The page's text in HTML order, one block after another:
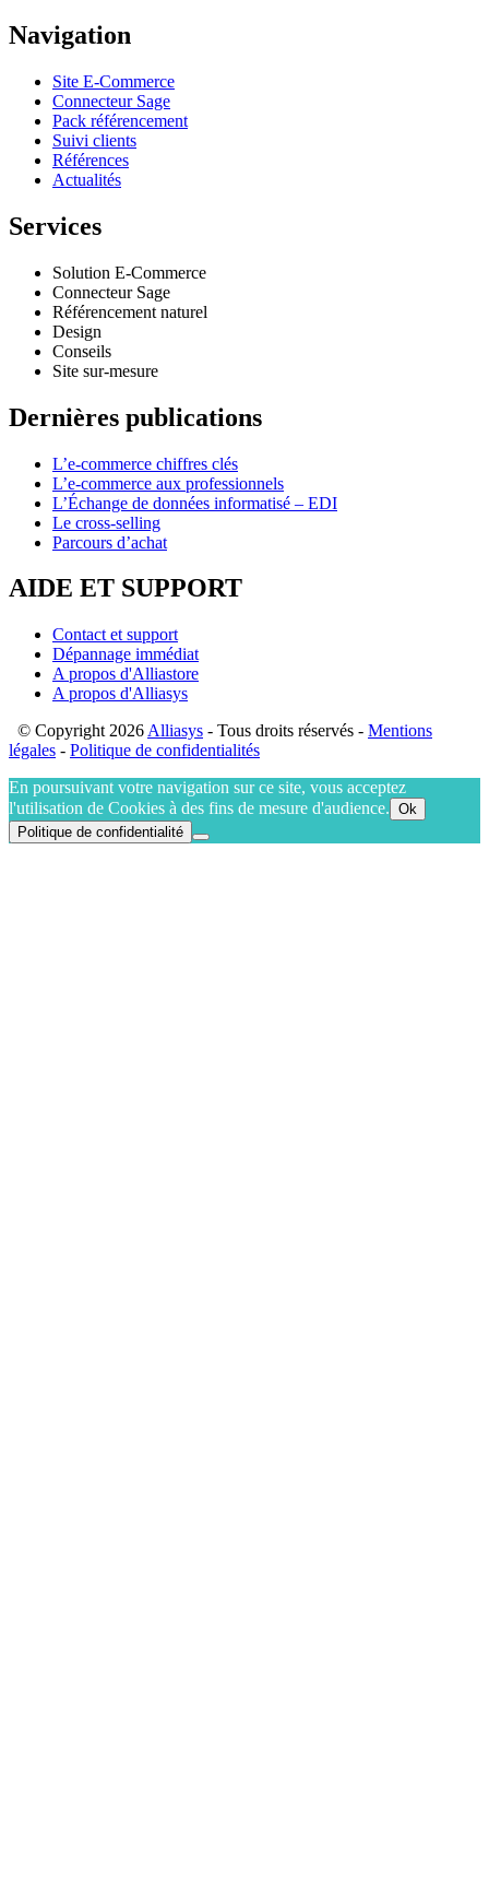
Navigation
Site E-Commerce
Connecteur Sage
Pack référencement
Suivi clients
Références
Actualités
Services
Solution E-Commerce
Connecteur Sage
Référencement naturel
Design
Conseils
Site sur-mesure
Dernières publications
L’e-commerce chiffres clés
L’e-commerce aux professionnels
L’Échange de données informatisé – EDI
Le cross-selling
Parcours d’achat
AIDE ET SUPPORT
Contact et support
Dépannage immédiat
A propos d'Alliastore
A propos d'Alliasys
© Copyright 2026 Alliasys - Tous droits réservés - Mentions
légales - Politique de confidentialités
En poursuivant votre navigation sur ce site, vous acceptez
l'utilisation de Cookies à des fins de mesure d'audience. Ok
Politique de confidentialité